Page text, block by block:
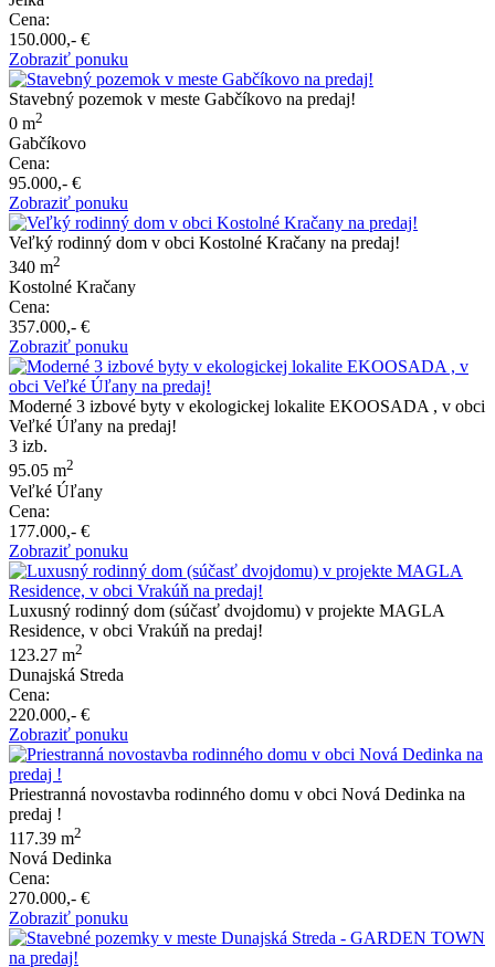
Cena:
150.000,- €
Zobraziť ponuku
Stavebný pozemok v meste Gabčíkovo na predaj!
0 m2
Gabčíkovo
Cena:
95.000,- €
Zobraziť ponuku
Veľký rodinný dom v obci Kostolné Kračany na predaj!
340 m2
Kostolné Kračany
Cena:
357.000,- €
Zobraziť ponuku
Moderné 3 izbové byty v ekologickej lokalite EKOOSADA , v obci
Veľké Úľany na predaj!
3 izb.
95.05 m2
Veľké Úľany
Cena:
177.000,- €
Zobraziť ponuku
Luxusný rodinný dom (súčasť dvojdomu) v projekte MAGLA
Residence, v obci Vrakúň na predaj!
123.27 m2
Dunajská Streda
Cena:
220.000,- €
Zobraziť ponuku
Priestranná novostavba rodinného domu v obci Nová Dedinka na
predaj !
117.39 m2
Nová Dedinka
Cena:
270.000,- €
Zobraziť ponuku